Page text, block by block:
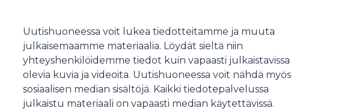
Uutishuoneessa voit lukea tiedotteitamme ja muuta
julkaisemaamme materiaalia. Löydät sieltä niin
yhteyshenkilöidemme tiedot kuin vapaasti julkaistavissa
olevia kuvia ja videoita. Uutishuoneessa voit nähdä myös
sosiaalisen median sisältöjä. Kaikki tiedotepalvelussa
julkaistu materiaali on vapaasti median käytettävissä.